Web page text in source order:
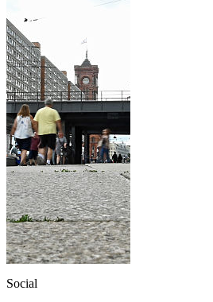
Social